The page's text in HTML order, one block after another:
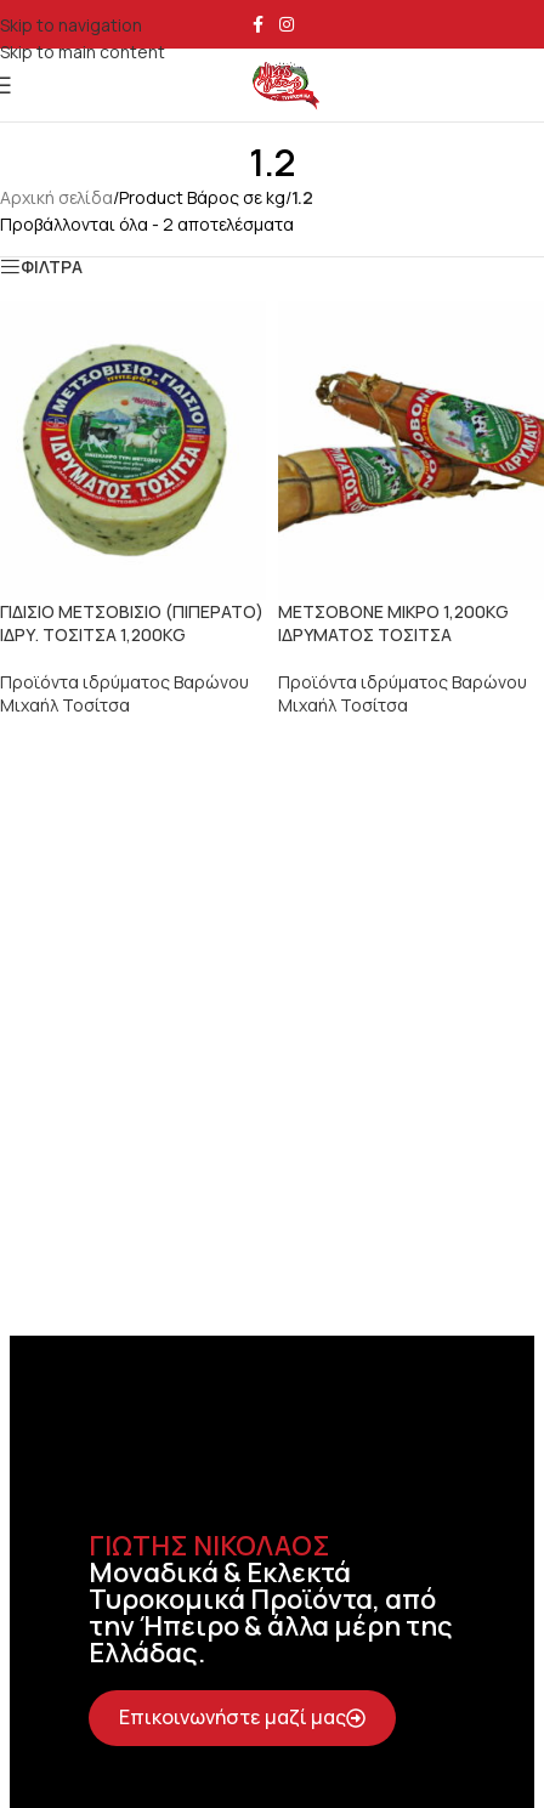
Skip to navigation
Skip to main content
1.2
Αρχική σελίδα/Product Βάρος σε kg/1.2
Προβάλλονται όλα - 2 αποτελέσματα
ΦΙΛΤΡΑ
ΓΙΔΙΣΙΟ ΜΕΤΣΟΒΙΣΙΟ (ΠΙΠΕΡΑΤΟ)
ΙΔΡΥ. ΤΟΣΙΤΣΑ 1,200KG
Προϊόντα ιδρύματος Βαρώνου
Μιχαήλ Τοσίτσα
ΜΕΤΣΟΒΟΝΕ ΜΙΚΡΟ 1,200KG
ΙΔΡΥΜΑΤΟΣ ΤΟΣΙΤΣΑ
Προϊόντα ιδρύματος Βαρώνου
Μιχαήλ Τοσίτσα
ΓΙΩΤΗΣ ΝΙΚΟΛΑΟΣ
Μοναδικά & Εκλεκτά
Τυροκομικά Προϊόντα, από
την Ήπειρο & άλλα μέρη της
Ελλάδας.
Επικοινωνήστε μαζί μας